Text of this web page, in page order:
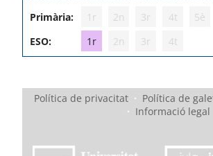
Primària: 1r 2n 3r 4t 5è
ESO:
1r 2n 3r 4t
Política de privacitat · Política de
· Informació legal